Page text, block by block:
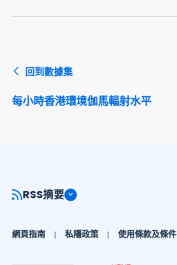
回到數據集
每小時香港環境伽馬輻射水平
RSS摘要
網頁指南 私隱政策 使用條款及條件